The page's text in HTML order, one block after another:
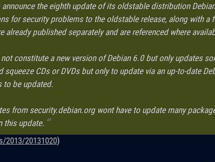
the eighth update of its oldstable distribution
for security problems to the oldstable release, along with a
already published separately and are referenced where
constitute a new version of Debian 6.0 but only updates
squeeze CDs or DVDs but only to update via an up-to-date
to be updated.
from security.debian.org wont have to update many
this update.
2013/20131020)